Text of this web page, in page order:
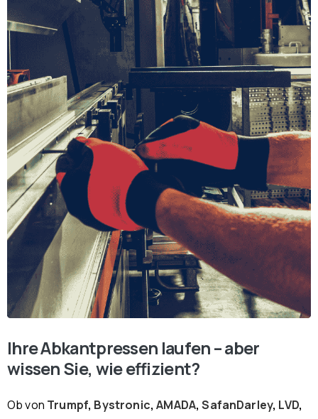
Ihre Abkantpressen laufen – aber
wissen Sie, wie effizient?
Ob von Trumpf, Bystronic,AMADA,SafanDarley, LVD,